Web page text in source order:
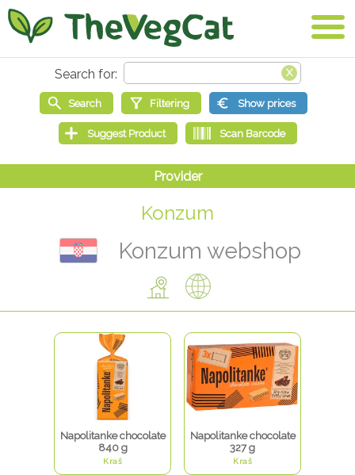
Konzum
Konzum webshop
Napolitanke chocolate
840 g
Kraš
Napolitanke chocolate
327 g
Kraš